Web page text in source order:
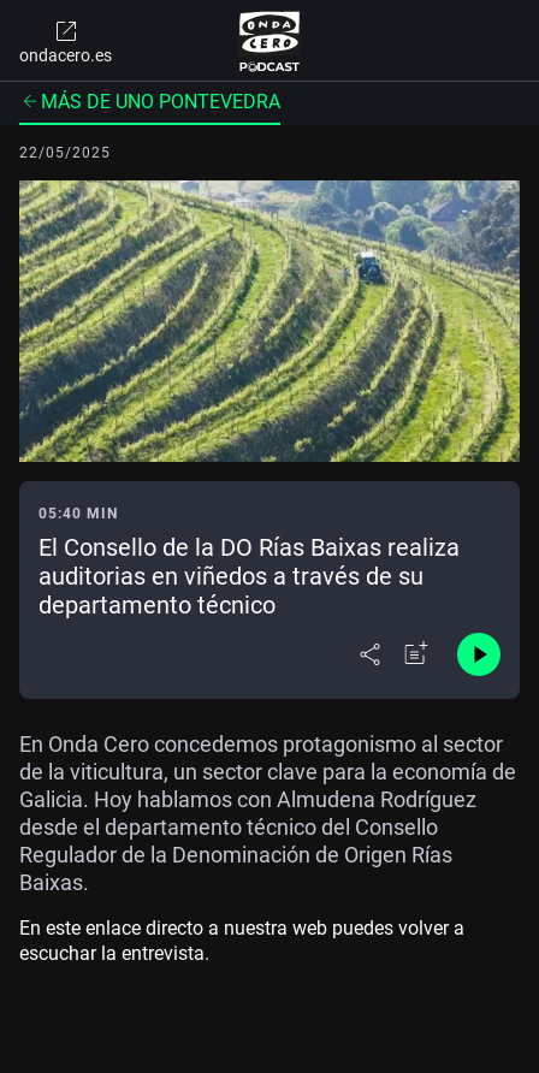
ondacero.es
MÁS DE UNO PONTEVEDRA
22/05/2025
05:40 MIN
El Consello de la DO Rías Baixas realiza
auditorias en viñedos a través de su
departamento técnico
En Onda Cero concedemos protagonismo al sector
de la viticultura, un sector clave para la economía de
Galicia. Hoy hablamos con Almudena Rodríguez
desde el departamento técnico del Consello
Regulador de la Denominación de Origen Rías
Baixas.
En este enlace directo a nuestra web puedes volver a
escuchar la entrevista.